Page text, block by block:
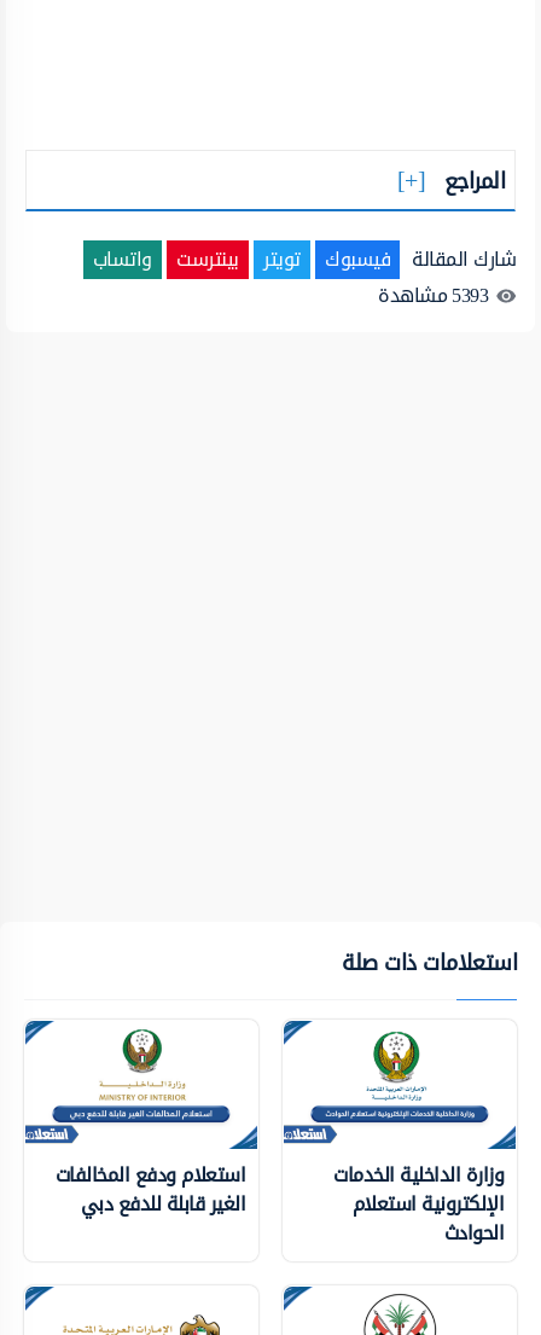
المراجع
شارك المقالة فيسبوك تويتر بينترست
واتساب
5393مشاهدة
استعلامات ذات صلة
وزارة الداخلية الخدمات
الإلكترونية استعلام
الحوادث
استعلام ودفع المخالفات
الغير قابلة للدفع دبي